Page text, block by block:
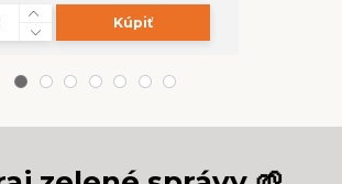
Kúpiť